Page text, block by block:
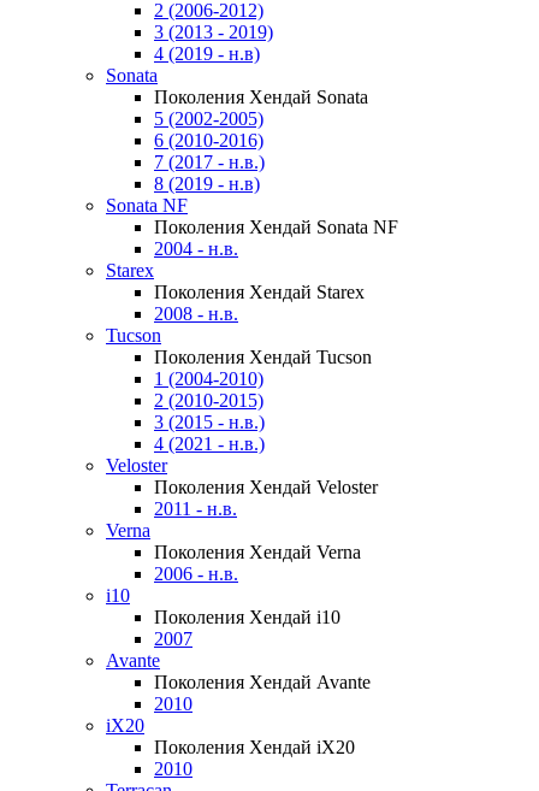
2 (2006-2012)
3 (2013 - 2019)
4 (2019 - н.в)
Sonata
Поколения Хендай Sonata
5 (2002-2005)
6 (2010-2016)
7 (2017 - н.в.)
8 (2019 - н.в)
Sonata NF
Поколения Хендай Sonata NF
2004 - н.в.
Starex
Поколения Хендай Starex
2008 - н.в.
Tucson
Поколения Хендай Tucson
1 (2004-2010)
2 (2010-2015)
3 (2015 - н.в.)
4 (2021 - н.в.)
Veloster
Поколения Хендай Veloster
2011 - н.в.
Verna
Поколения Хендай Verna
2006 - н.в.
i10
Поколения Хендай i10
2007
Avante
Поколения Хендай Avante
2010
iX20
Поколения Хендай iX20
2010